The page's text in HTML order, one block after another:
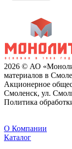
2026 © АО
материалов в
Акционерное
Смоленск, ул.
Политика
O Компании
Каталог